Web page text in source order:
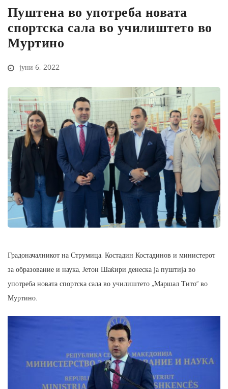
Пуштена во употреба новата
спортска сала во училиштето во
Муртино
јуни 6, 2022
Градоначалникот на Струмица, Костадин Костадинов и министерот
за образование и наука, Јетон Шаќири денеска ја пуштија во
употреба новата спортска сала во училиштето „Маршал Тито“ во
Муртино.